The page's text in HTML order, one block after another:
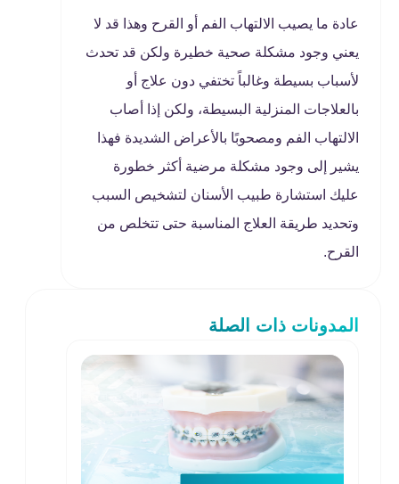
عادة ما يصيب الالتهاب الفم أو القرح وهذا قد لا
يعني وجود مشكلة صحية خطيرة ولكن قد تحدث
لأسباب بسيطة وغالباً تختفي دون علاج أو
بالعلاجات المنزلية البسيطة، ولكن إذا أصاب
الالتهاب الفم ومصحوبًا بالأعراض الشديدة فهذا
يشير إلى وجود مشكلة مرضية أكثر خطورة
عليك استشارة طبيب الأسنان لتشخيص السبب
وتحديد طريقة العلاج المناسبة حتى تتخلص من
القرح.
المدونات ذات الصلة